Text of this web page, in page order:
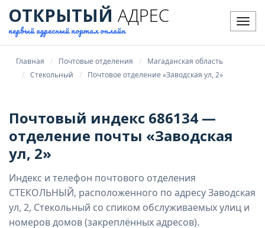
ОТКРЫТЫЙ АДРЕС
первый адресный портал онлайн
Главная Почтовые отделения
Магаданская область
Стекольный
Почтовое отделение «Заводская ул, 2»
Почтовый индекс 686134 —
отделение почты «Заводская
ул, 2»
Индекс и телефон почтового отделения
СТЕКОЛЬНЫЙ, расположенного по адресу Заводская
ул, 2, Стекольный со спиком обслуживаемых улиц и
номеров домов (закреплённых адресов).